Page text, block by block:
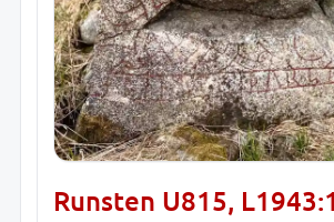
Runsten U815,